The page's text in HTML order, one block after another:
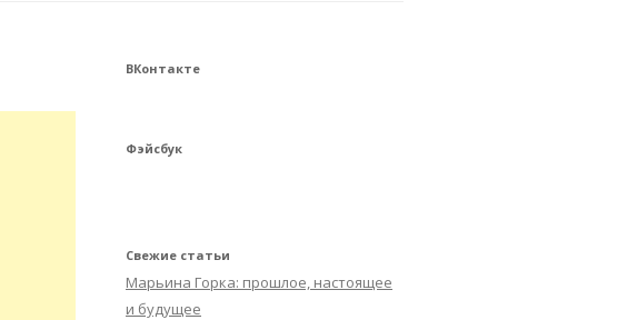
ВКонтакте
Фэйсбук
Свежие статьи
Марьина Горка: прошлое, настоящее
и будущее